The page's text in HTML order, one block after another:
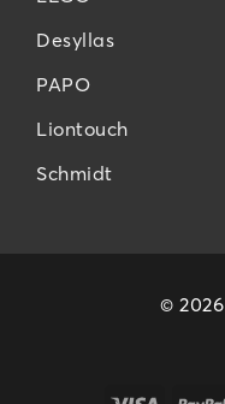
Desyllas
PAPO
Liontouch
Schmidt
© 2026